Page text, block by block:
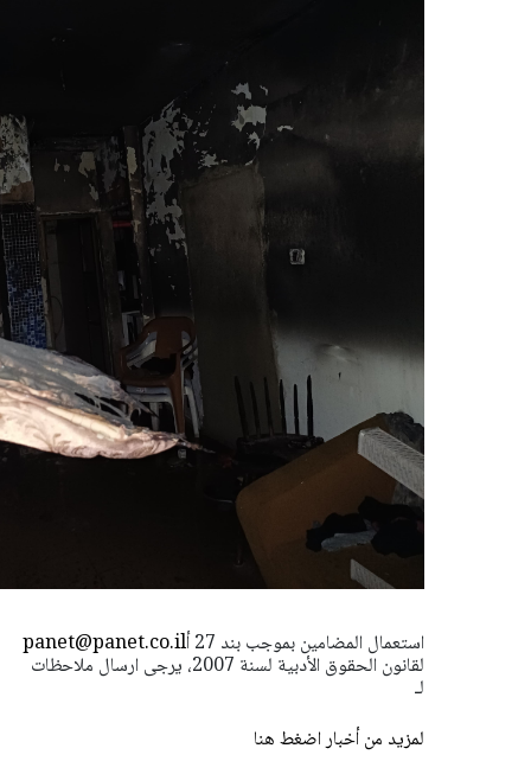
panet@panet.co.ilاستعمال المضامين بموجب بند 27 أ
لقانون الحقوق الأدبية لسنة 2007، يرجى ارسال ملاحظات
لـ
لمزيد من أخبار اضغط هنا